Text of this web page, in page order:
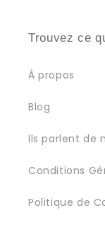
Trouvez ce
À propos
Blog
Ils parlent de
Conditions
Politique de